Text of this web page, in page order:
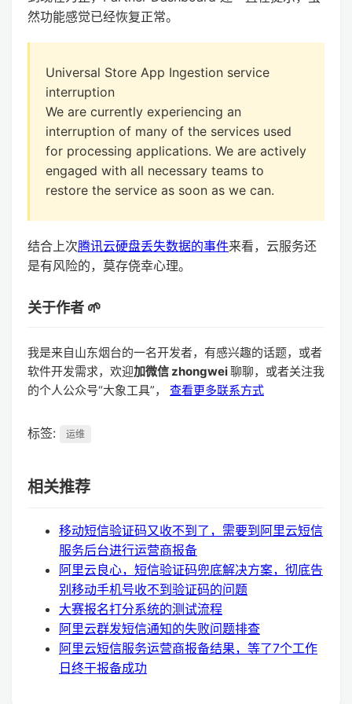
然功能感觉已经恢复正常。
Universal Store App Ingestion service
interruption
We are currently experiencing an
interruption of many of the services used
for processing applications. We are actively
engaged with all necessary teams to
restore the service as soon as we can.
结合上次腾讯云硬盘丢失数据的事件来看，云服务还
是有风险的，莫存侥幸心理。
关于作者 🌱
我是来自山东烟台的一名开发者，有感兴趣的话题，或者
软件开发需求，欢迎加微信 zhongwei聊聊，或者关注我
的个人公众号“大象工具”， 查看更多联系方式
标签: 运维
相关推荐
移动短信验证码又收不到了，需要到阿里云短信
服务后台进行运营商报备
阿里云良心，短信验证码兜底解决方案，彻底告
别移动手机号收不到验证码的问题
大赛报名打分系统的测试流程
阿里云群发短信通知的失败问题排查
阿里云短信服务运营商报备结果，等了7个工作
日终于报备成功